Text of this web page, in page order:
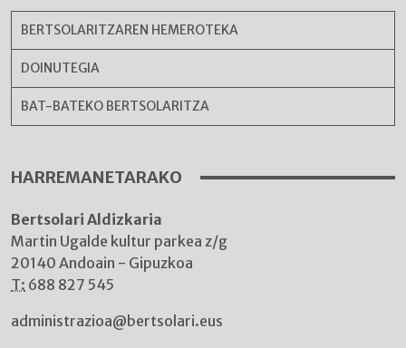
BERTSOLARITZAREN HEMEROTEKA
DOINUTEGIA
BAT-BATEKO BERTSOLARITZA
HARREMANETARAKO
Bertsolari Aldizkaria
Martin Ugalde kultur parkea z/g
20140 Andoain - Gipuzkoa
T: 688 827 545
administrazioa@bertsolari.eus